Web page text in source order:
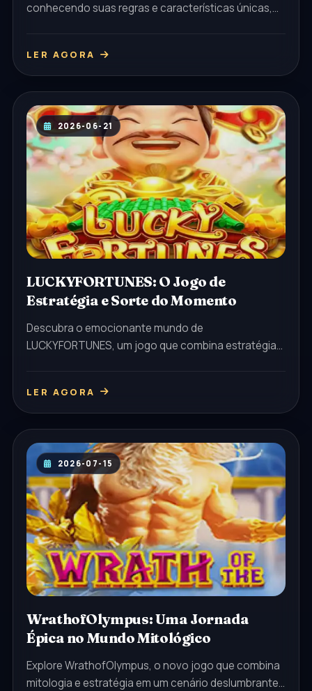
conhecendo suas regras e características únicas,
LER AGORA
2026-06-21
LUCKYFORTUNES: O Jogo de
Estratégia e Sorte do Momento
Descubra o emocionante mundo de
LUCKYFORTUNES, um jogo que combina estratégia
LER AGORA
2026-07-15
WrathofOlympus: Uma Jornada
Épica no Mundo Mitológico
Explore WrathofOlympus, o novo jogo que combina
mitologia e estratégia em um cenário deslumbrante,